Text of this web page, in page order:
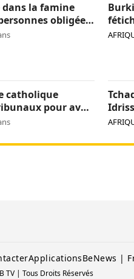
dans la famine
obligées
catholique
pour avoir
ApplicationsBeNews |
TV | Tous Droits Réservés